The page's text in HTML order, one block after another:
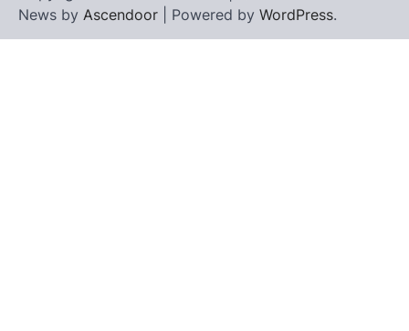
News by Ascendoor | Powered by WordPress.